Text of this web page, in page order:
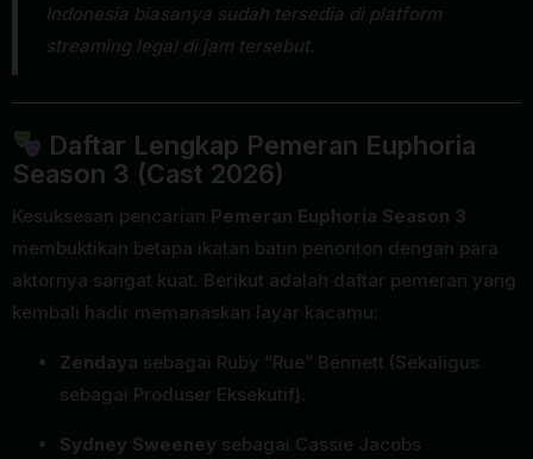
Indonesia biasanya sudah tersedia di platform
streaminglegal di jam tersebut.
Daftar Lengkap Pemeran Euphoria
Season 3 (Cast 2026)
Kesuksesan pencarian Pemeran Euphoria Season 3
membuktikan betapa ikatan batin penonton dengan para
aktornya sangat kuat. Berikut adalah daftar pemeran yang
kembali hadir memanaskan layar kacamu:
Zendaya sebagai Ruby “Rue” Bennett (Sekaligus
sebagai Produser Eksekutif).
Sydney Sweeney sebagai Cassie Jacobs